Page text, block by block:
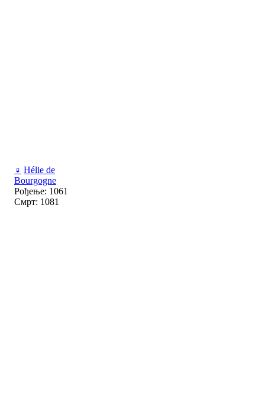
♀ Hélie de
Bourgogne
Рођење: 1061
Смрт: 1081